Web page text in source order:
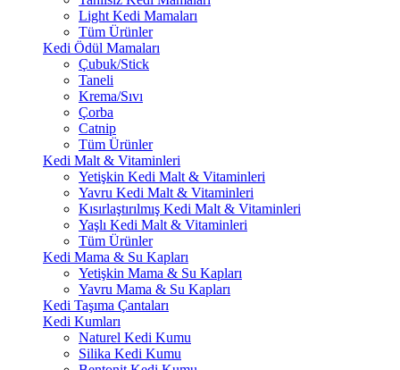
Light Kedi Mamaları
Tüm Ürünler
Kedi Ödül Mamaları
Çubuk/Stick
Taneli
Krema/Sıvı
Çorba
Catnip
Tüm Ürünler
Kedi Malt & Vitaminleri
Yetişkin Kedi Malt & Vitaminleri
Yavru Kedi Malt & Vitaminleri
Kısırlaştırılmış Kedi Malt & Vitaminleri
Yaşlı Kedi Malt & Vitaminleri
Tüm Ürünler
Kedi Mama & Su Kapları
Yetişkin Mama & Su Kapları
Yavru Mama & Su Kapları
Kedi Taşıma Çantaları
Kedi Kumları
Naturel Kedi Kumu
Silika Kedi Kumu